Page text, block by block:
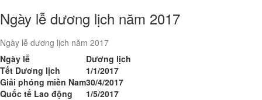
Ngày lễ dương lịch năm 2017
Ngày lễ dương lịch năm 2017
Ngày lễ
Dương lịch
Tết Dương lịch
1/1/2017
Giải phóng miền Nam30/4/2017
Quốc tế Lao động
1/5/2017